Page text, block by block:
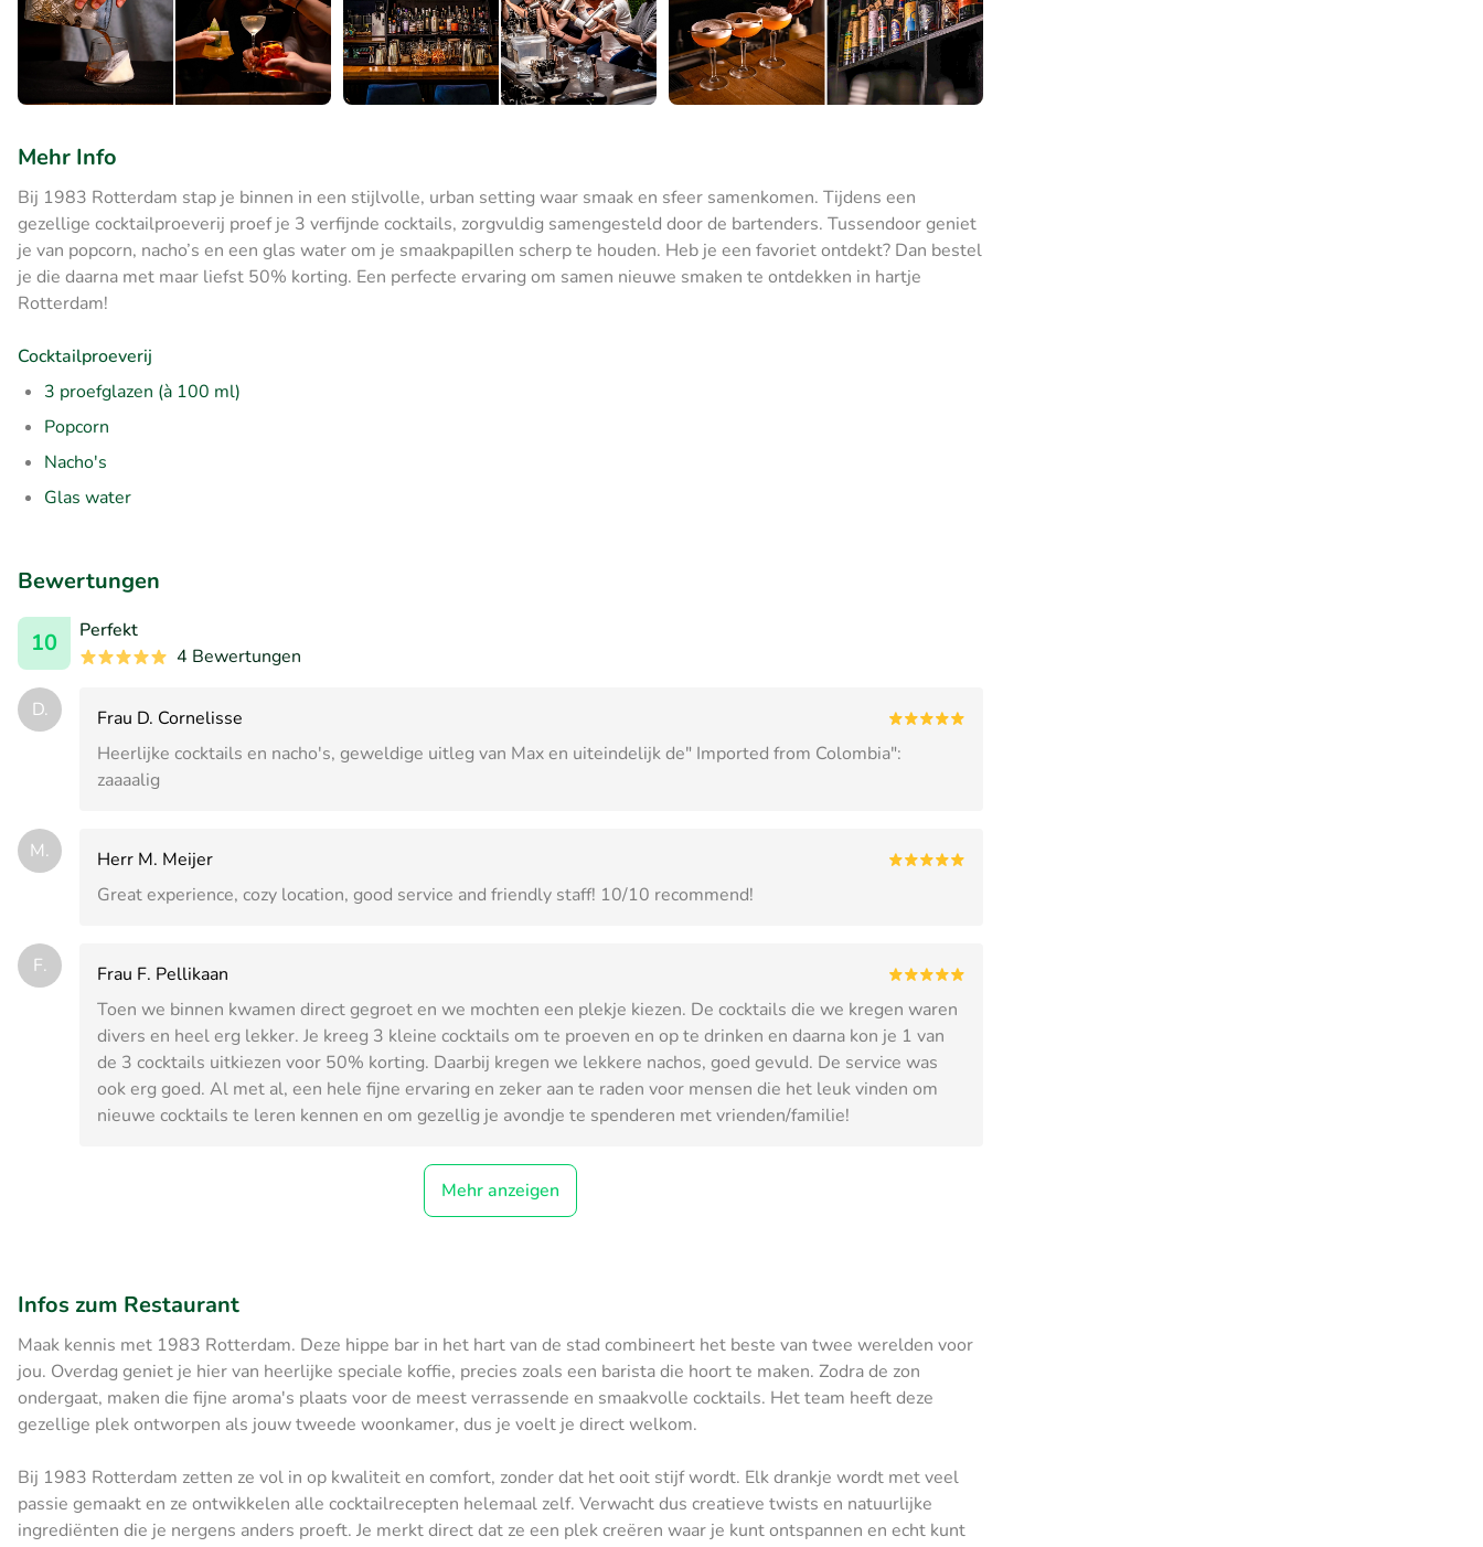
Mehr Info
Bij 1983 Rotterdam stap je binnen in een stijlvolle, urban setting waar smaak en sfeer samenkomen. Tijdens een
gezellige cocktailproeverij proef je 3 verfijnde cocktails, zorgvuldig samengesteld door de bartenders. Tussendoor geniet
je van popcorn, nacho’s en een glas water om je smaakpapillen scherp te houden. Heb je een favoriet ontdekt? Dan bestel
je die daarna met maar liefst 50% korting. Een perfecte ervaring om samen nieuwe smaken te ontdekken in hartje
Rotterdam!
Cocktailproeverij
3 proefglazen (à 100 ml)
Popcorn
Nacho's
Glas water
Bewertungen
10
Perfekt
4 Bewertungen
D.
Frau D. Cornelisse
Heerlijke cocktails en nacho's, geweldige uitleg van Max en uiteindelijk de" Imported from Colombia":
zaaaalig
M.
Herr M. Meijer
Great experience, cozy location, good service and friendly staff! 10/10 recommend!
F.
Frau F. Pellikaan
Toen we binnen kwamen direct gegroet en we mochten een plekje kiezen. De cocktails die we kregen waren
divers en heel erg lekker. Je kreeg 3 kleine cocktails om te proeven en op te drinken en daarna kon je 1 van
de 3 cocktails uitkiezen voor 50% korting. Daarbij kregen we lekkere nachos, goed gevuld. De service was
ook erg goed. Al met al, een hele fijne ervaring en zeker aan te raden voor mensen die het leuk vinden om
nieuwe cocktails te leren kennen en om gezellig je avondje te spenderen met vrienden/familie!
Mehr anzeigen
Infos zum Restaurant
Maak kennis met 1983 Rotterdam. Deze hippe bar in het hart van de stad combineert het beste van twee werelden voor
jou. Overdag geniet je hier van heerlijke speciale koffie, precies zoals een barista die hoort te maken. Zodra de zon
ondergaat, maken die fijne aroma's plaats voor de meest verrassende en smaakvolle cocktails. Het team heeft deze
gezellige plek ontworpen als jouw tweede woonkamer, dus je voelt je direct welkom.
Bij 1983 Rotterdam zetten ze vol in op kwaliteit en comfort, zonder dat het ooit stijf wordt. Elk drankje wordt met veel
passie gemaakt en ze ontwikkelen alle cocktailrecepten helemaal zelf. Verwacht dus creatieve twists en natuurlijke
ingrediënten die je nergens anders proeft. Je merkt direct dat ze een plek creëren waar je kunt ontspannen en echt kunt